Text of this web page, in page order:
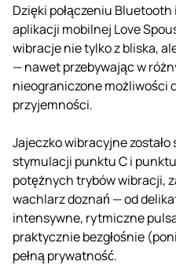
Dzięki połączeniu
aplikacji mobilnej Love
wibracje nie tylko z bliska,
— nawet przebywając w
nieograniczone możliwości
przyjemności.
Jajeczko wibracyjne
stymulacji punktu C i
potężnych trybów wibracji,
wachlarz doznań — od
intensywne, rytmiczne
praktycznie bezgłośnie
pełną prywatność.